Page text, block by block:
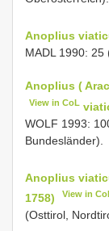
Anoplius
MADL 1990: 25
Anoplius (
View in CoL
WOLF 1993:
Bundesländer).
Anoplius
1758)
View in
(Osttirol,